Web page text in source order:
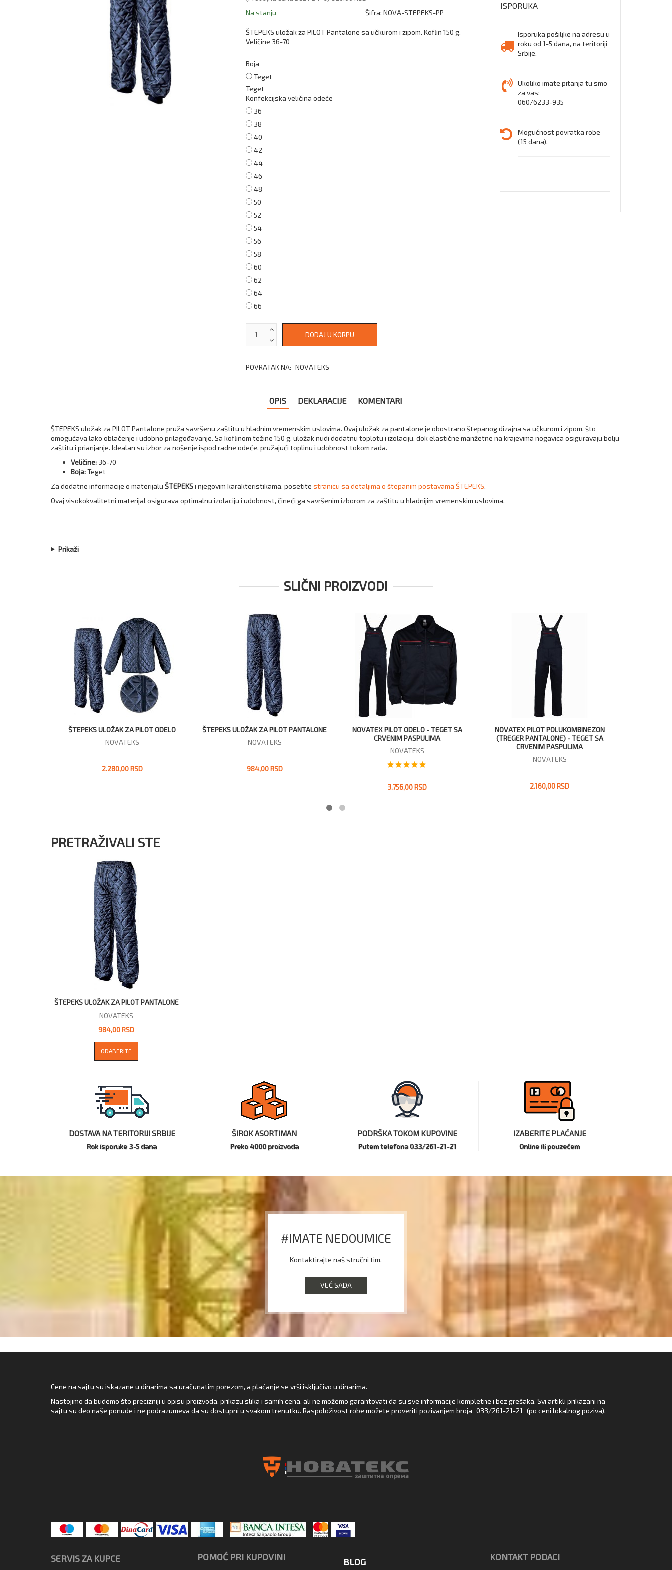
Na stanju
Šifra: NOVA-STEPEKS-PP
ŠTEPEKS uložak za PILOT Pantalone sa učkurom i zipom. Koflin 150 g.
Veličine 36-70
Boja
Teget
Teget
Konfekcijska veličina odeće
36
38
40
42
44
46
48
50
52
54
56
58
60
62
64
66
POVRATAK NA: NOVATEKS
ISPORUKA
Isporuka pošiljke na adresu u
roku od 1-5 dana, na teritoriji
Srbije.
Ukoliko imate pitanja tu smo
za vas:
060/6233-935
Mogućnost povratka robe
(15 dana).
OPIS DEKLARACIJE KOMENTARI
ŠTEPEKS uložak za PILOT Pantalone pruža savršenu zaštitu u hladnim vremenskim uslovima. Ovaj uložak za pantalone je obostrano štepanog dizajna sa učkurom i zipom, što
omogućava lako oblačenje i udobno prilagođavanje. Sa koflinom težine 150 g, uložak nudi dodatnu toplotu i izolaciju, dok elastične manžetne na krajevima nogavica osiguravaju bolju
zaštitu i prianjanje. Idealan su izbor za nošenje ispod radne odeće, pružajući toplinu i udobnost tokom rada.
Veličine: 36-70
Boja:Teget
Za dodatne informacije o materijalu ŠTEPEKSi njegovim karakteristikama, posetite stranicu sa detaljima o štepanim postavama ŠTEPEKS.
Ovaj visokokvalitetni materijal osigurava optimalnu izolaciju i udobnost, čineći ga savršenim izborom za zaštitu u hladnijim vremenskim uslovima.
Prikaži
SLIČNI PROIZVODI
ŠTEPEKS ULOŽAK ZA PILOT PANTALONE
NOVATEKS
984,00 RSD
NOVATEX PILOT ODELO - TEGET SA
CRVENIM PASPULIMA
NOVATEX PILOT POLUKOMBINEZON
(TREGER PANTALONE) - TEGET SA
CRVENIM PASPULIMA
2.160,00 RSD
NOVATEX PILOT BLUZA - TEGET SA
CRVENIM PASPULIMA
NOVATEKS
PRETRAŽIVALI STE
ŠTEPEKS ULOŽAK ZA PILOT PANTALONE
NOVATEKS
984,00 RSD
ODABERITE
DOSTAVA NA TERITORIJI SRBIJE
Rok isporuke 3-5 dana
ŠIROK ASORTIMAN
Preko 4000 proizvoda
PODRŠKA TOKOM KUPOVINE
Putem telefona 033/261-21-21
IZABERITE PLAĆANJE
Online ili pouzećem
#IMATE NEDOUMICE
Kontaktirajte naš stručni tim.
VEĆ SADA
Cene na sajtu su iskazane u dinarima sa uračunatim porezom, a plaćanje se vrši isključivo u dinarima.
Nastojimo da budemo što precizniji u opisu proizvoda, prikazu slika i samih cena, ali ne možemo garantovati da su sve informacije kompletne i bez grešaka. Svi artikli prikazani na
sajtu su deo naše ponude i ne podrazumeva da su dostupni u svakom trenutku. Raspoloživost robe možete proveriti pozivanjem broja 033/261-21-21 (po ceni lokalnog poziva).
SERVIS ZA KUPCE POMOĆ PRI KUPOVINI BLOG KONTAKT PODACI